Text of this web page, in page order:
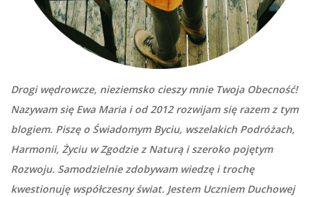
Drogi wędrowcze, nieziemsko cieszy mnie Twoja Obecność!
Nazywam się Ewa Maria i od 2012 rozwijam się razem z tym
blogiem. Piszę o Świadomym Byciu, wszelakich Podróżach,
Harmonii, Życiu w Zgodzie z Naturą i szeroko pojętym
Rozwoju. Samodzielnie zdobywam wiedzę i trochę
kwestionuję współczesny świat. Jestem Uczniem Duchowej